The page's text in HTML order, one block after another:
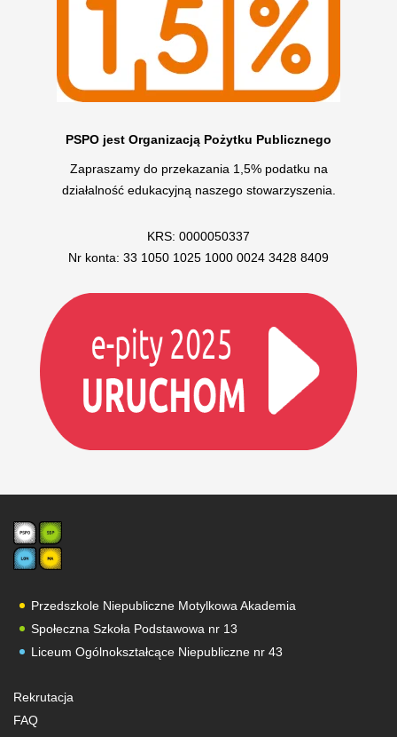
PSPO jest Organizacją Pożytku Publicznego
Zapraszamy do przekazania 1,5% podatku na
działalność edukacyjną naszego stowarzyszenia.
KRS: 0000050337
Nr konta: 33 1050 1025 1000 0024 3428 8409
Przedszkole Niepubliczne Motylkowa Akademia
Społeczna Szkoła Podstawowa nr 13
Liceum Ogólnokształcące Niepubliczne nr 43
Rekrutacja
FAQ